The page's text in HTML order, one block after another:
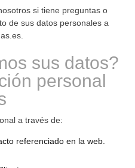
si tiene preguntas o
de sus datos personales a
sus datos?
personal
a través de:
referenciado en la web.